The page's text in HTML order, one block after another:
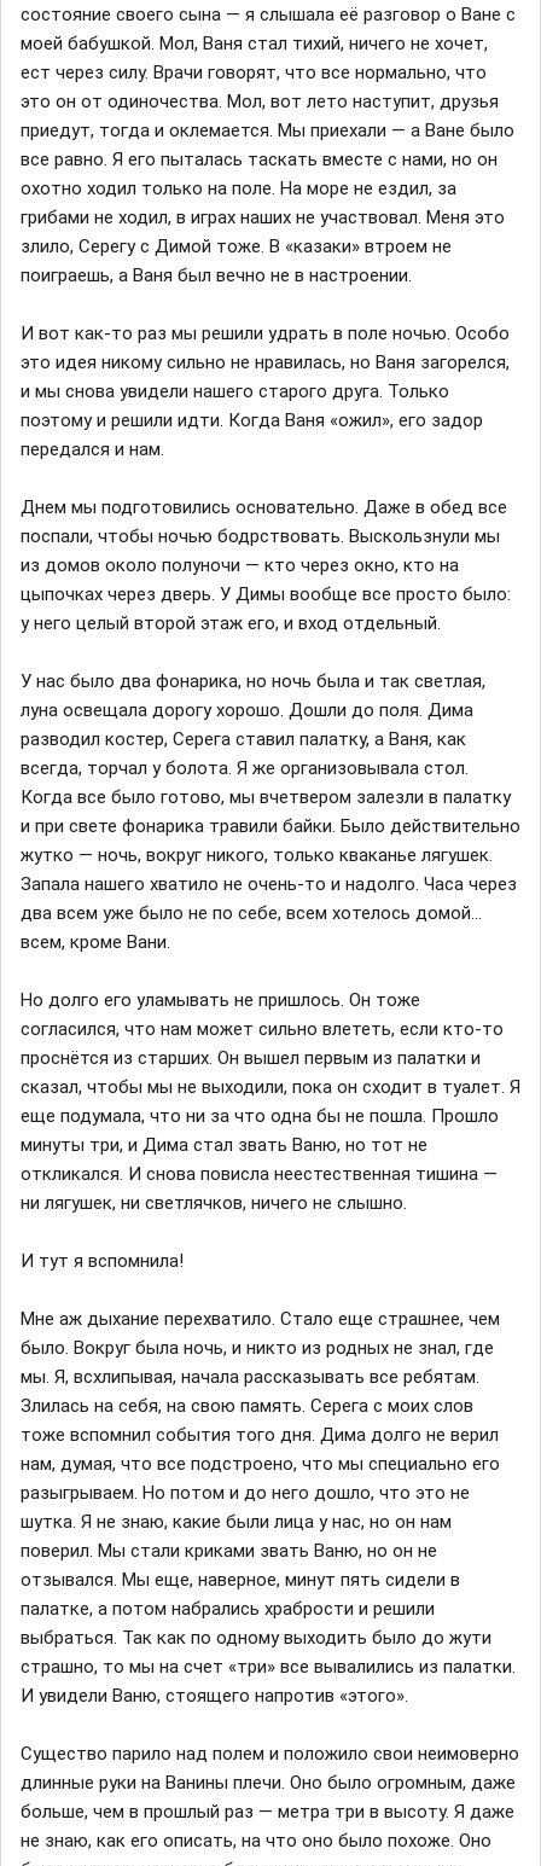
состояние своего сына — я слышала её разговор о Ване с
моей бабушкой. Мол, Ваня стал тихий, ничего не хочет,
ест через силу. Врачи говорят, что все нормально, что
это он от одиночества. Мол, вот лето наступит, друзья
приедут, тогда и оклемается. Мы приехали — а Ване было
все равно. Я его пыталась таскать вместе с нами, но он
охотно ходил только на поле. На море не ездил, за
грибами не ходил, в играх наших не участвовал. Меня это
злило, Серегу с Димой тоже. В «казаки» втроем не
поиграешь, а Ваня был вечно не в настроении.
И вот как-то раз мы решили удрать в поле ночью. Особо
это идея никому сильно не нравилась, но Ваня загорелся,
и мы снова увидели нашего старого друга. Только
поэтому и решили идти. Когда Ваня «ожил», его задор
передался и нам.
Днем мы подготовились основательно. Даже в обед все
поспали, чтобы ночью бодрствовать. Выскользнули мы
из домов около полуночи — кто через окно, кто на
цыпочках через дверь. У Димы вообще все просто было:
у него целый второй этаж его, и вход отдельный.
У нас было два фонарика, но ночь была и так светлая,
луна освещала дорогу хорошо. Дошли до поля. Дима
разводил костер, Серега ставил палатку, а Ваня, как
всегда, торчал у болота. Я же организовывала стол.
Когда все было готово, мы вчетвером залезли в палатку
и при свете фонарика травили байки. Было действительно
жутко — ночь, вокруг никого, только кваканье лягушек.
Запала нашего хватило не очень-то и надолго. Часа через
два всем уже было не по себе, всем хотелось домой...
всем, кроме Вани.
Но долго его уламывать не пришлось. Он тоже
согласился, что нам может сильно влететь, если кто-то
проснётся из старших. Он вышел первым из палатки и
сказал, чтобы мы не выходили, пока он сходит в туалет. Я
еще подумала, что ни за что одна бы не пошла. Прошло
минуты три, и Дима стал звать Ваню, но тот не
откликался. И снова повисла неестественная тишина —
ни лягушек, ни светлячков, ничего не слышно.
И тут я вспомнила!
Мне аж дыхание перехватило. Стало еще страшнее, чем
было. Вокруг была ночь, и никто из родных не знал, где
мы. Я, всхлипывая, начала рассказывать все ребятам.
Злилась на себя, на свою память. Серега с моих слов
тоже вспомнил события того дня. Дима долго не верил
нам, думая, что все подстроено, что мы специально его
разыгрываем. Но потом и до него дошло, что это не
шутка. Я не знаю, какие были лица у нас, но он нам
поверил. Мы стали криками звать Ваню, но он не
отзывался. Мы еще, наверное, минут пять сидели в
палатке, а потом набрались храбрости и решили
выбраться. Так как по одному выходить было до жути
страшно, то мы на счет «три» все вывалились из палатки.
И увидели Ваню, стоящего напротив «этого».
Существо парило над полем и положило свои неимоверно
длинные руки на Ванины плечи. Оно было огромным, даже
больше, чем в прошлый раз — метра три в высоту. Я даже
не знаю, как его описать, на что оно было похоже. Оно